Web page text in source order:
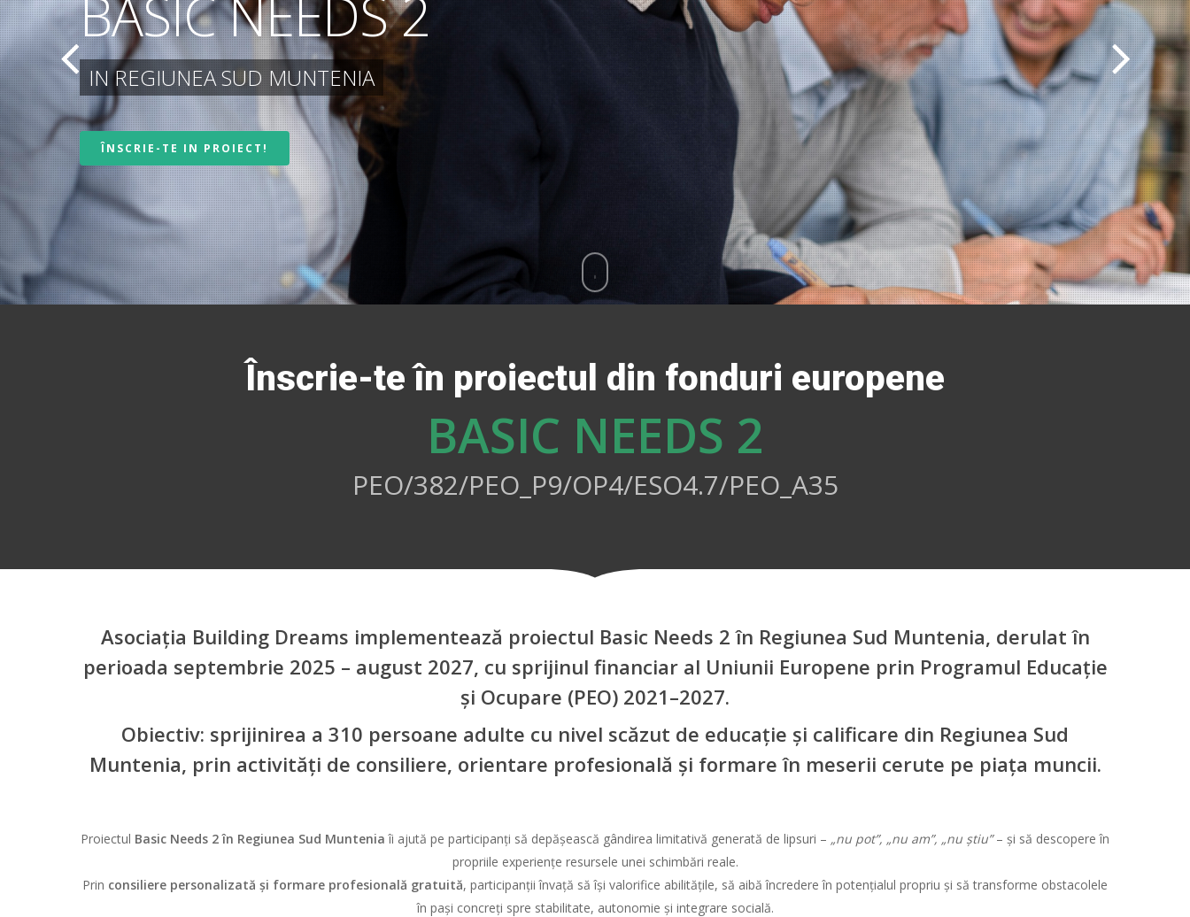
BASIC NEEDS 2
IN REGIUNEA SUD MUNTENIA
ÎNSCRIE-TE IN PROIECT!
Înscrie-te în proiectul din fonduri europene
BASIC NEEDS 2
PEO/382/PEO_P9/OP4/ESO4.7/PEO_A35
Asociația Building Dreams implementează proiectul Basic Needs 2 în Regiunea Sud Muntenia, derulat în
perioada septembrie 2025 – august 2027, cu sprijinul financiar al Uniunii Europene prin Programul Educație
și Ocupare (PEO) 2021–2027.
Obiectiv: sprijinirea a 310 persoane adulte cu nivel scăzut de educație și calificare din Regiunea Sud
Muntenia, prin activități de consiliere, orientare profesională și formare în meserii cerute pe piața muncii.
Proiectul Basic Needs 2 în Regiunea Sud Muntenia îi ajută pe participanți să depășească gândirea limitativă generată de lipsuri – „nu pot”, „nu am”, „nu știu”– și să descopere în
propriile experiențe resursele unei schimbări reale.
Prin consiliere personalizată și formare profesională gratuită, participanții învață să își valorifice abilitățile, să aibă încredere în potențialul propriu și să transforme obstacolele
în pași concreți spre stabilitate, autonomie și integrare socială.